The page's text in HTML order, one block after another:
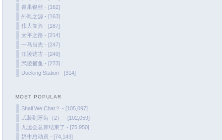
青果银丝 - [162]
外滩之源 - [163]
伟大复兴 - [187]
太平之路 - [214]
一马当先 - [247]
江陵访古 - [249]
武陵捕鱼 - [273]
Docking Station - [314]
MOST POPULAR
Shall We Chat？ - [105,097]
武装到牙齿（2） - [102,059]
九运会总算结束了 - [75,950]
奶牛总动员 - [74,143]